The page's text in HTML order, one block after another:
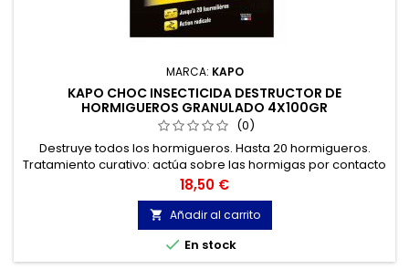
MARCA: KAPO
KAPO CHOC INSECTICIDA DESTRUCTOR DE
HORMIGUEROS GRANULADO 4X100GR
(0)
Destruye todos los hormigueros. Hasta 20 hormigueros.
Tratamiento curativo: actúa sobre las hormigas por contacto
e ingestión. Se utiliza para quitar el polvo o regar sobre el
hormiguero. Acción radical.
Precio
18,50 €
 Añadir al carrito
 En stock